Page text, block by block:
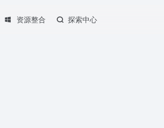
资源整合 探索中心